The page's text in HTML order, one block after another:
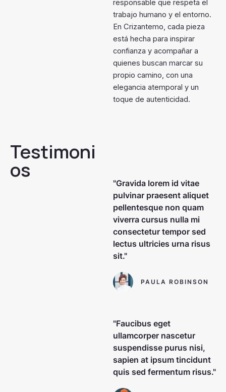
responsable que respeta el
trabajo humano y el entorno.
En Crizantemo, cada pieza
está hecha para inspirar
confianza y acompañar a
quienes buscan marcar su
propio camino, con una
elegancia atemporal y un
toque de autenticidad.
Testimoni
os
"Gravida lorem id vitae
pulvinar praesent aliquet
pellentesque non quam
viverra cursus nulla mi
consectetur tempor sed
lectus ultricies urna risus
sit."
PAULA ROBINSON
"Faucibus eget
ullamcorper nascetur
suspendisse purus nisi,
sapien at ipsum tincidunt
quis sed fermentum risus."